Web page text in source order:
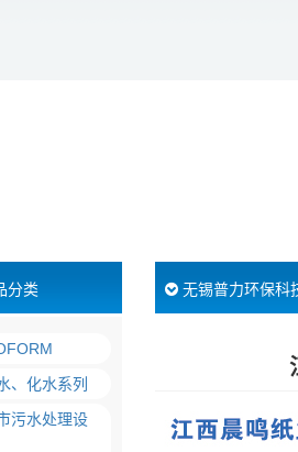
分类
、化水系列
污水处理设
无锡普力环保科